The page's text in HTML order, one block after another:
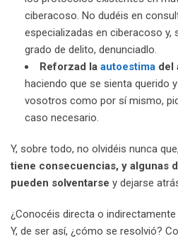
ciberacoso. No dudéis en
especializadas en ciberacoso y,
grado de delito, denunciadlo.
Reforzad la autoestima del
haciendo que se sienta querido
vosotros como por sí mismo,
caso necesario.
Y, sobre todo, no olvidéis nunca
tiene consecuencias, y algunas
pueden solventarse y dejarse
¿Conocéis directa o
Y, de ser así, ¿cómo se resolvió?